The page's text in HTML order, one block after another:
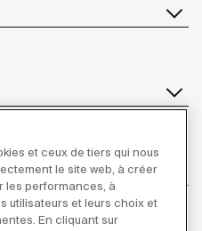
et ceux de tiers qui nous
le site web, à créer
les performances, à
utilisateurs et leurs choix et
En cliquant sur